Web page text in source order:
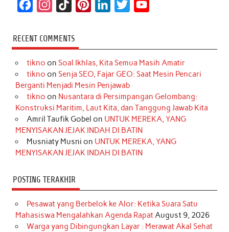
c
e
b
o
k
s
t
a
r
a
m
k
T
o
k
t
e
r
e
s
t
k
e
d
I
n
t
t
r
T
u
e
RECENT COMMENTS
tikno on Soal Ikhlas, Kita Semua Masih Amatir
tikno on Senja SEO, Fajar GEO: Saat Mesin Pencari
Berganti Menjadi Mesin Penjawab
tikno on Nusantara di Persimpangan Gelombang:
Konstruksi Maritim, Laut Kita, dan Tanggung Jawab Kita
Amril Taufik Gobel on UNTUK MEREKA, YANG
MENYISAKAN JEJAK INDAH DI BATIN
Musniaty Musni on UNTUK MEREKA, YANG
MENYISAKAN JEJAK INDAH DI BATIN
POSTING TERAKHIR
Pesawat yang Berbelok ke Alor: Ketika Suara Satu
Mahasiswa Mengalahkan Agenda RapatAugust 9, 2026
Warga yang Dibingungkan Layar : Merawat Akal Sehat